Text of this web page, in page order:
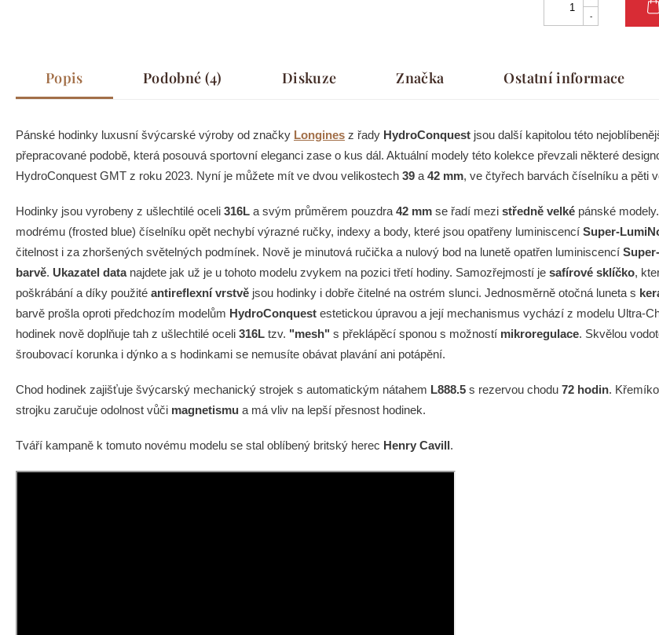
Popis Podobné (4) Diskuze Značka Ostatní informace
Pánské hodinky luxusní švýcarské výroby od značky Longines z řady HydroConquest jsou další kapitolou této
přepracované podobě, která posouvá sportovní eleganci zase o kus dál. Aktuální modely této kolekce převzali některé
HydroConquest GMT z roku 2023. Nyní je můžete mít ve dvou velikostech 39 a 42 mm, ve čtyřech barvách číselníku a pěti
Hodinky jsou vyrobeny z ušlechtilé oceli 316L a svým průměrem pouzdra 42 mm se řadí mezi středně velké pánské
modrému (frosted blue) číselníku opět nechybí výrazné ručky, indexy a body, které jsou opatřeny luminiscencí Super-
čitelnost i za zhoršených světelných podmínek. Nově je minutová ručička a nulový bod na lunetě opatřen luminiscencí
barvě. Ukazatel datanajdete jak už je u tohoto modelu zvykem na pozici třetí hodiny. Samozřejmostí je safírové sklíčko,
poškrábání a díky použité antireflexní vrstvě jsou hodinky i dobře čitelné na ostrém slunci. Jednosměrně otočná luneta s
barvě prošla oproti předchozím modelům HydroConquest estetickou úpravou a její mechanismus vychází z modelu Ultra-
hodinek nově doplňuje tah z ušlechtilé oceli 316L tzv. "mesh" s překlápěcí sponou s možností mikroregulace. Skvělou
šroubovací korunka i dýnko a s hodinkami se nemusíte obávat plavání ani potápění.
Chod hodinek zajišťuje švýcarský mechanický strojek s automatickým nátahem L888.5 s rezervou chodu 72 hodin.
strojku zaručuje odolnost vůči magnetismu a má vliv na lepší přesnost hodinek.
Tváří kampaně k tomuto novému modelu se stal oblíbený britský herec Henry Cavill.